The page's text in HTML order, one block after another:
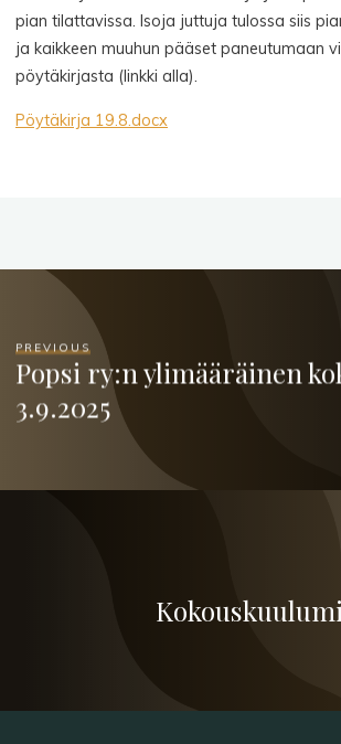
pian tilattavissa. Isoja juttuja tulossa siis
ja kaikkeen muuhun pääset paneutumaan
pöytäkirjasta (linkki alla).
Pöytäkirja 19.8.docx
PREVIOUS
Popsi ry:n ylimääräinen
3.9.2025